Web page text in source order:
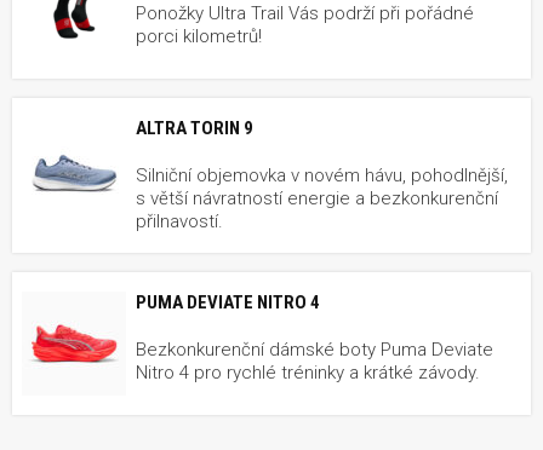
Ponožky Ultra Trail Vás podrží při pořádné
porci kilometrů!
ALTRA TORIN 9
Silniční objemovka v novém hávu, pohodlnější,
s větší návratností energie a bezkonkurenční
přilnavostí.
PUMA DEVIATE NITRO 4
Bezkonkurenční dámské boty Puma Deviate
Nitro 4 pro rychlé tréninky a krátké závody.